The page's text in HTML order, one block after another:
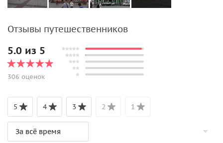
Отзывы путешественников
5.0 из 5
306 оценок
5 4 3 2 1